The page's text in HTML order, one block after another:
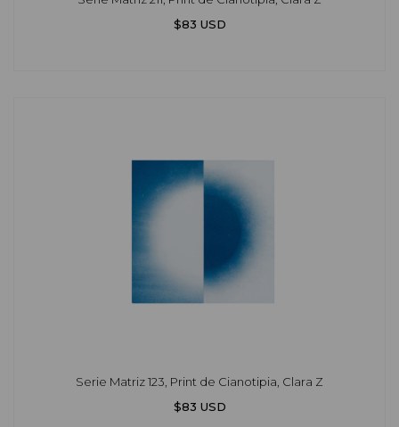
$83 USD
Serie Matriz 123, Print de Cianotipia, Clara Z
$83 USD